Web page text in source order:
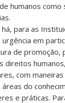
humanos como
para as
urgência em
de promoção,
direitos
com
do
e práticas.